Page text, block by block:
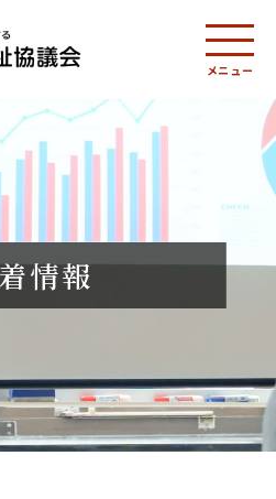
メニュー
情報